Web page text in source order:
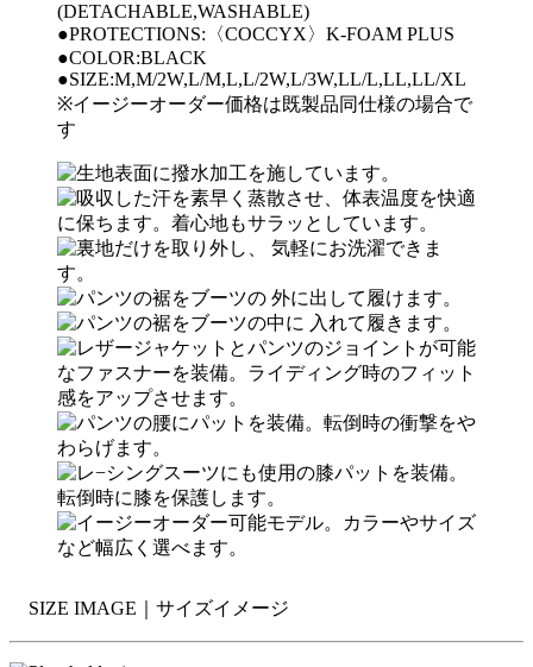
(DETACHABLE,WASHABLE)
●PROTECTIONS:〈COCCYX〉K-FOAM PLUS
●COLOR:BLACK
●SIZE:M,M/2W,L/M,L,L/2W,L/3W,LL/L,LL,LL/XL
※イージーオーダー価格は既製品同仕様の場合で
す
SIZE IMAGE｜ サイズイメージ